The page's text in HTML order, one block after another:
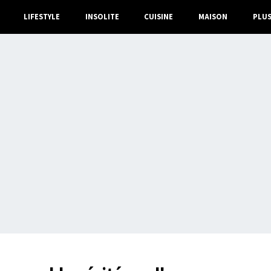
LIFESTYLE INSOLITE CUISINE MAISON PLUS